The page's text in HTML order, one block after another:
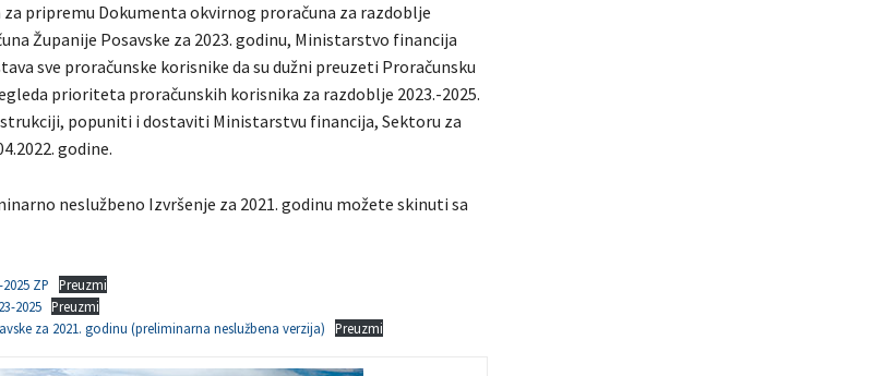
pripremu Dokumenta okvirnog proračuna za razdoblje
Županije Posavske za 2023. godinu, Ministarstvo financija
sve proračunske korisnike da su dužni preuzeti Proračunsku
prioriteta proračunskih korisnika za razdoblje 2023.-2025.
popuniti i dostaviti Ministarstvu financija, Sektoru za
godine.
neslužbeno Izvršenje za 2021. godinu možete skinuti sa
ZP
Preuzmi
2025 Preuzmi
za 2021. godinu (preliminarna neslužbena verzija)
Preuzmi